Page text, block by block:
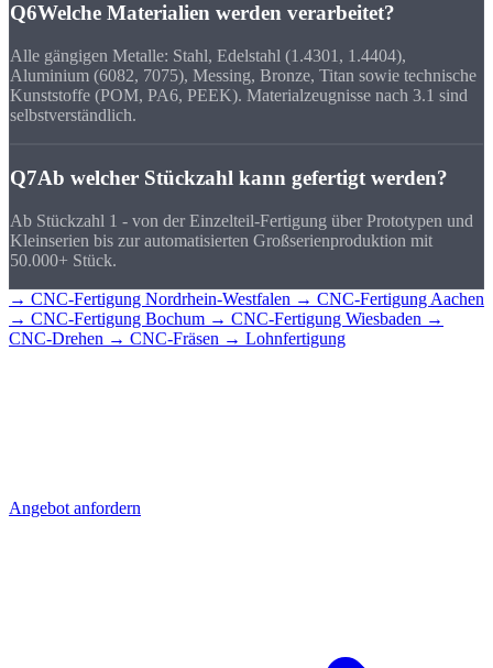
Q6Welche Materialien werden verarbeitet?
Alle gängigen Metalle: Stahl, Edelstahl (1.4301, 1.4404),
Aluminium (6082, 7075), Messing, Bronze, Titan sowie technische
Kunststoffe (POM, PA6, PEEK). Materialzeugnisse nach 3.1 sind
selbstverständlich.
Q7Ab welcher Stückzahl kann gefertigt werden?
Ab Stückzahl 1 - von der Einzelteil-Fertigung über Prototypen und
Kleinserien bis zur automatisierten Großserienproduktion mit
50.000+ Stück.
→ CNC-Fertigung Nordrhein-Westfalen → CNC-Fertigung Aachen
→ CNC-Fertigung Bochum → CNC-Fertigung Wiesbaden →
CNC-Drehen → CNC-Fräsen → Lohnfertigung
Angebot anfordern